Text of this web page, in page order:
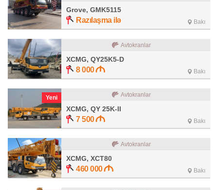
Grove, GMK5115
Razılaşma ilə Bakı
Avtokranlar
XCMG, QY25K5-D
8 000 Bakı
Yeni Avtokranlar
XCMG, QY 25K-II
7 500 Bakı
Avtokranlar
XCMG, XCT80
460 000 Bakı